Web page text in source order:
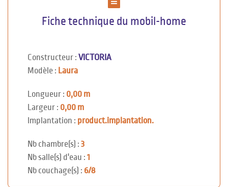
Fiche technique du mobil-home
Constructeur : VICTORIA
Modèle : Laura
Longueur : 0,00 m
Largeur : 0,00 m
Implantation : product.implantation.
Nb chambre(s) : 3
Nb salle(s) d'eau : 1
Nb couchage(s) : 6/8